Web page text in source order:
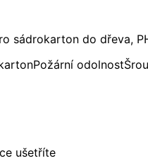
sádrokarton do dřeva,
Požární odolnost
ušetříte